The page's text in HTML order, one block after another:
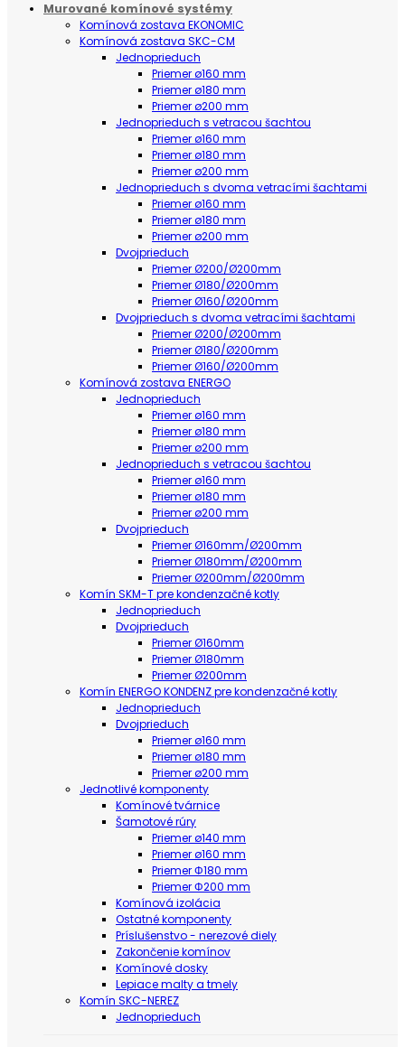
Murované komínové systémy
Komínová zostava EKONOMIC
Komínová zostava SKC-CM
Jednoprieduch
Priemer ø160 mm
Priemer ø180 mm
Priemer ø200 mm
Jednoprieduch s vetracou šachtou
Priemer ø160 mm
Priemer ø180 mm
Priemer ø200 mm
Jednoprieduch s dvoma vetracími šachtami
Priemer ø160 mm
Priemer ø180 mm
Priemer ø200 mm
Dvojprieduch
Priemer Ø200/Ø200mm
Priemer Ø180/Ø200mm
Priemer Ø160/Ø200mm
Dvojprieduch s dvoma vetracími šachtami
Priemer Ø200/Ø200mm
Priemer Ø180/Ø200mm
Priemer Ø160/Ø200mm
Komínová zostava ENERGO
Jednoprieduch
Priemer ø160 mm
Priemer ø180 mm
Priemer ø200 mm
Jednoprieduch s vetracou šachtou
Priemer ø160 mm
Priemer ø180 mm
Priemer ø200 mm
Dvojprieduch
Priemer Ø160mm/Ø200mm
Priemer Ø180mm/Ø200mm
Priemer Ø200mm/Ø200mm
Komín SKM-T pre kondenzačné kotly
Jednoprieduch
Dvojprieduch
Priemer Ø160mm
Priemer Ø180mm
Priemer Ø200mm
Komín ENERGO KONDENZ pre kondenzačné kotly
Jednoprieduch
Dvojprieduch
Priemer ø160 mm
Priemer ø180 mm
Priemer ø200 mm
Jednotlivé komponenty
Komínové tvárnice
Šamotové rúry
Priemer ø140 mm
Priemer ø160 mm
Priemer Φ180 mm
Priemer Φ200 mm
Komínová izolácia
Ostatné komponenty
Príslušenstvo - nerezové diely
Zakončenie komínov
Komínové dosky
Lepiace malty a tmely
Komín SKC-NEREZ
Jednoprieduch